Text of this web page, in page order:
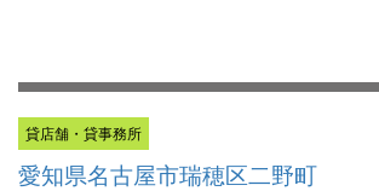
貸店舗・貸事務所
愛知県名古屋市瑞穂区二野町